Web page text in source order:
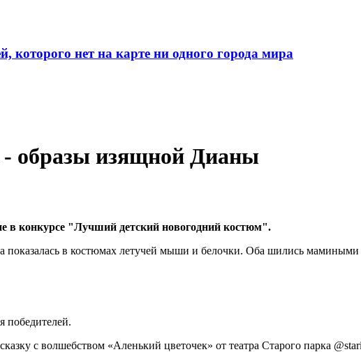
которого нет на карте ни одного города мира
образы изящной Дианы
в конкурсе "Лучший детский новогодний костюм".
показалась в костюмах летучей мыши и белочки. Оба шились мамиными
победителей.
с волшебством «Аленький цветочек» от театра Старого парка